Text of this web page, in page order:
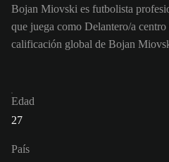
Bojan Miovski es futbolista
que juega como Delantero/a
calificación global de Bojan
Edad
27
País